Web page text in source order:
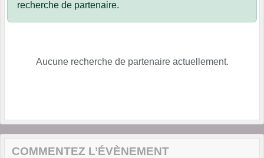
recherche de partenaire.
Aucune recherche de partenaire actuellement.
COMMENTEZ L’ÉVÈNEMENT